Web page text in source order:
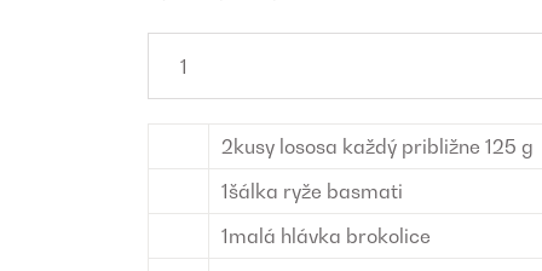
2 kusy lososa každý približne 125 g
1šálka ryže basmati
1malá hlávka brokolice